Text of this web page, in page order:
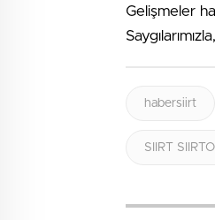
Gelişmeler
Saygılarımızla,
habersiirt
SIIRT